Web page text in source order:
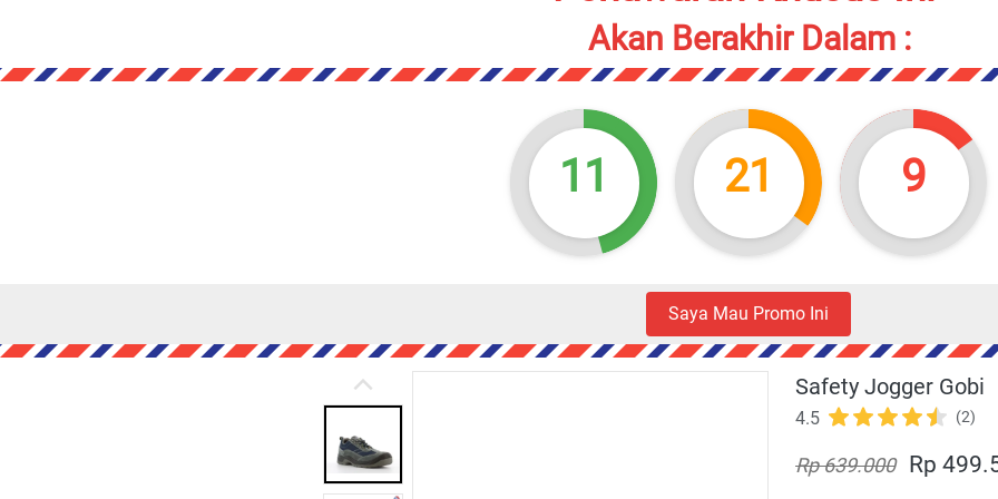
Akan Berakhir Dalam :
11 21 7
`Saya Mau Promo Ini
Safety Jogger Gobi
4.5 (2)
Rp 639.000 Rp